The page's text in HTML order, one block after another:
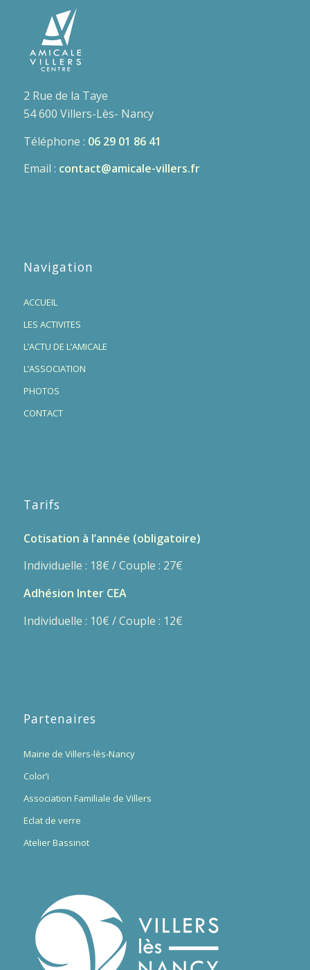
2 Rue de la Taye
54 600 Villers-Lès- Nancy
Téléphone : 06 29 01 86 41
Email : contact@amicale-villers.fr
Navigation
ACCUEIL
LES ACTIVITES
L’ACTU DE L’AMICALE
L’ASSOCIATION
PHOTOS
CONTACT
Tarifs
Cotisation à l’année (obligatoire)
Individuelle : 18€ / Couple : 27€
Adhésion Inter CEA
Individuelle : 10€ / Couple : 12€
Partenaires
Mairie de Villers-lès-Nancy
Color’i
Association Familiale de Villers
Eclat de verre
Atelier Bassinot